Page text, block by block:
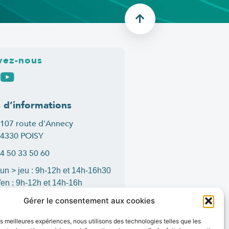
Gérer le consentement aux cookies
meilleures expériences, nous utilisons des technologies telles que les
nous
d’informations
route d'Annecy
POISY
50 33 50 60
> jeu : 9h-12h et 14h-16h30
:9h-12h et 14h-16h
Contact